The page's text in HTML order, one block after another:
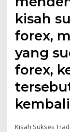
kisah
forex,
yang
forex,
Kisah Sukses